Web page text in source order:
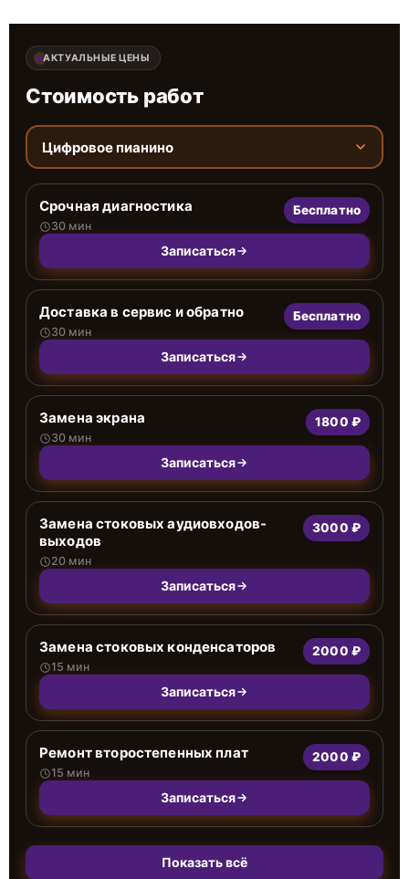
АКТУАЛЬНЫЕ ЦЕНЫ
Стоимость работ
Цифровое пианино
Срочная диагностика
30 мин
Бесплатно
Записаться
Доставка в сервис и обратно
30 мин
Бесплатно
Записаться
Замена экрана
30 мин
1800 ₽
Записаться
Замена стоковых аудиовходов-
выходов
20 мин
3000 ₽
Записаться
Замена стоковых конденсаторов
15 мин
2000 ₽
Записаться
Ремонт второстепенных плат
15 мин
2000 ₽
Записаться
Показать всё